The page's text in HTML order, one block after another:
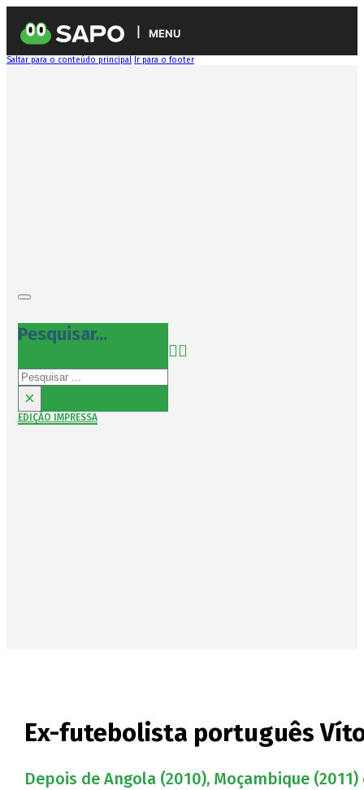
MENU
Saltar para o conteúdo principal Ir para o footer
Pesquisar...
Pesquisar
×
EDIÇÃO IMPRESSA
Ex-futebolista português
Depois de Angola (2010), Moçambique